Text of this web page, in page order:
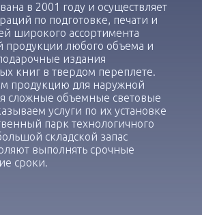
в 2001 году и осуществляет
по подготовке, печати и
широкого ассортимента
продукции любого объема и
издания
книг в твердом переплете.
продукцию для наружной
сложные объемные световые
услуги по их установке
парк технологичного
складской запас
выполнять срочные
сроки.